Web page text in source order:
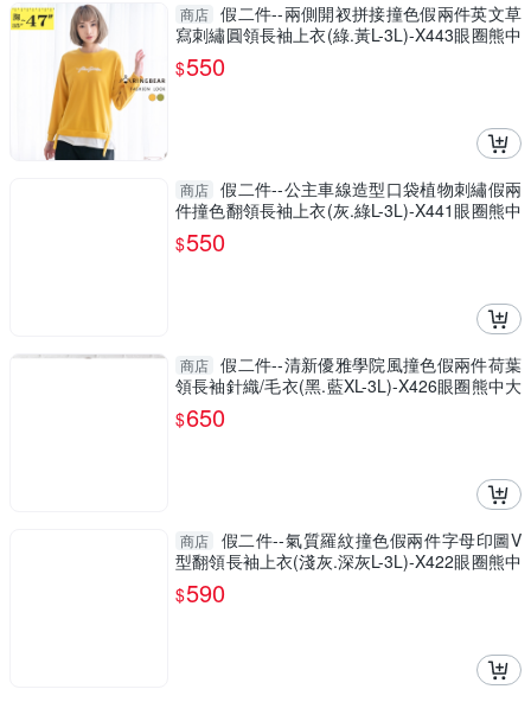
商店 假二件--兩側開衩拼接撞色假兩件英文草
寫刺繡圓領長袖上衣(綠.黃L-3L)-X443眼圈熊中
大尺碼
$550
商店 假二件--公主車線造型口袋植物刺繡假兩
件撞色翻領長袖上衣(灰.綠L-3L)-X441眼圈熊中
大尺碼
$550
商店 假二件--清新優雅學院風撞色假兩件荷葉
領長袖針織/毛衣(黑.藍XL-3L)-X426眼圈熊中大
尺碼
$650
商店
假二件--氣質羅紋撞色假兩件字母印圖V
型翻領長袖上衣(淺灰.深灰L-3L)-X422眼圈熊中
大尺碼
$590